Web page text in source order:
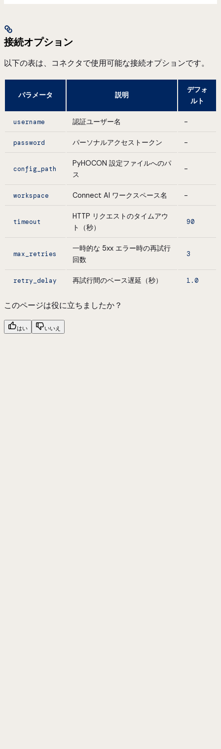
接続オプション
以下の表は、コネクタで使用可能な接続オプションです。
パラメータ 説明
デフォ
ルト
username 認証ユーザー名 -
password パーソナルアクセストークン -
config_path
PyHOCON 設定ファイルへのパ
ス
-
workspace Connect AI ワークスペース名 -
timeout
HTTP リクエストのタイムアウ
ト（秒）
90
max_retries
一時的な 5xx エラー時の再試行
回数
3
retry_delay 再試行間のベース遅延（秒） 1.0
このページは役に立ちましたか？
はい いいえ